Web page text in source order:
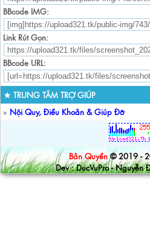
BBcode IMG:
Link Rút Gọn:
BBcode URL:
★ TRUNG TÂM TRỢ GIÚP
» Nội Quy, Điều Khoản & Giúp Đỡ
Bản Quyền © 2019 -
Dev : DucVuPro - Nguyễn